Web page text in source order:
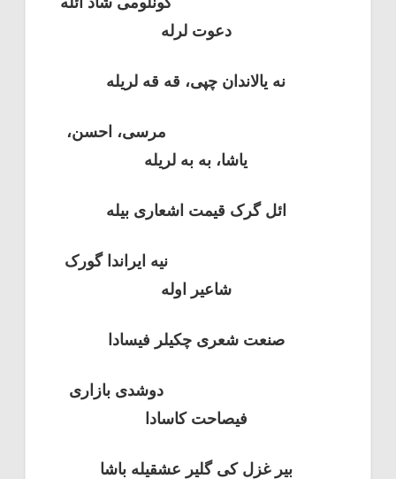
دعوت لرله
نه یالاندان چپی، قه قه لریله
مرسی، احسن،
یاشا، به به لریله
ائل گرک قیمت اشعاری بیله
نیه ایراندا گورک
شاعیر اوله
صنعت شعری چکیلر فیسادا
دوشدی بازاری
فیصاحت کاسادا
بیر غزل کی گلیر عشقیله باشا